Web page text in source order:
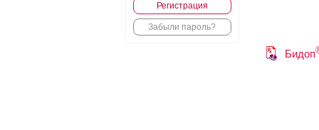
Регистрация
Забыли пароль?
Бидоп